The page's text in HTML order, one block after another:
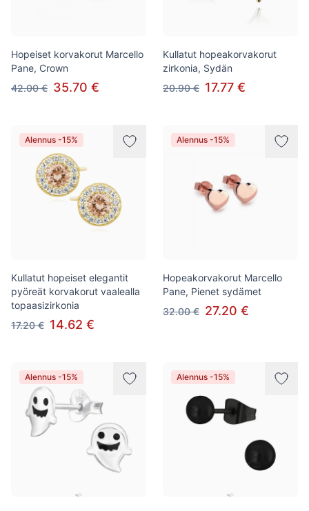
Hopeiset korvakorut Marcello
Pane, Crown
42.00 € 35.70 €
Kullatut hopeakorvakorut
zirkonia, Sydän
20.90 € 17.77 €
Alennus -15%
Kullatut hopeiset elegantit
pyöreät korvakorut vaalealla
topaasizirkonia
17.20 € 14.62 €
Alennus -15%
Hopeakorvakorut Marcello
Pane, Pienet sydämet
32.00 € 27.20 €
Alennus -15% Alennus -15%